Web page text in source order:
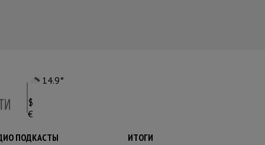
14.9°
$
€
ПОДКАСТЫ ИТОГИ